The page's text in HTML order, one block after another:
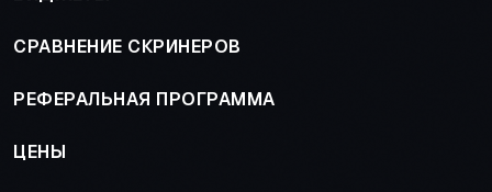
СРАВНЕНИЕ СКРИНЕРОВ
РЕФЕРАЛЬНАЯ ПРОГРАММА
ЦЕНЫ